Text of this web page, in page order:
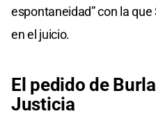
espontaneidad” con la
en el juicio.
El pedido de
Justicia